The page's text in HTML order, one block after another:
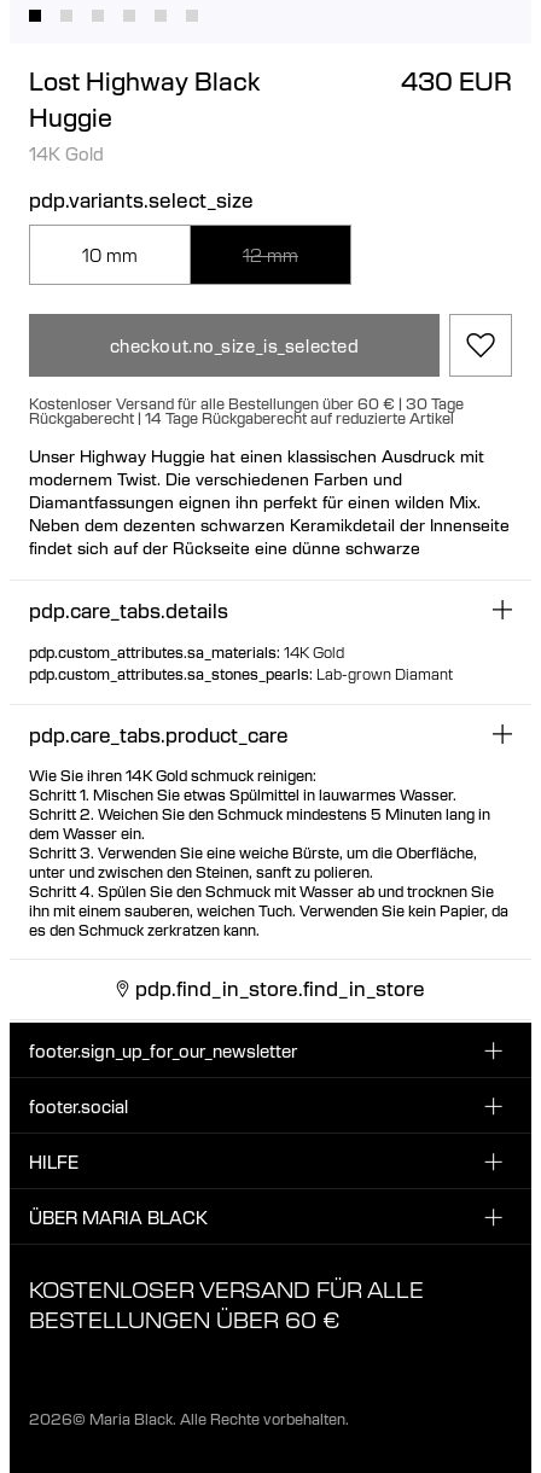
Lost Highway Black
Huggie
430 EUR
14K Gold
pdp.variants.select_size
10 mm 12 mm
checkout.no_size_is_selected
Kostenloser Versand für alle Bestellungen über 60 € | 30 Tage
Rückgaberecht | 14 Tage Rückgaberecht auf reduzierte Artikel
Unser Highway Huggie hat einen klassischen Ausdruck mit
modernem Twist. Die verschiedenen Farben und
Diamantfassungen eignen ihn perfekt für einen wilden Mix.
Neben dem dezenten schwarzen Keramikdetail der Innenseite
findet sich auf der Rückseite eine dünne schwarze
pdp.care_tabs.details
pdp.custom_attributes.sa_materials: 14K Gold
pdp.custom_attributes.sa_stones_pearls: Lab-grown Diamant
pdp.care_tabs.product_care
Wie Sie ihren 14K Gold schmuck reinigen:
Schritt 1. Mischen Sie etwas Spülmittel in lauwarmes Wasser.
Schritt 2. Weichen Sie den Schmuck mindestens 5 Minuten lang in
dem Wasser ein.
Schritt 3. Verwenden Sie eine weiche Bürste, um die Oberfläche,
unter und zwischen den Steinen, sanft zu polieren.
Schritt 4. Spülen Sie den Schmuck mit Wasser ab und trocknen Sie
ihn mit einem sauberen, weichen Tuch. Verwenden Sie kein Papier, da
es den Schmuck zerkratzen kann.
pdp.find_in_store.find_in_store
footer.sign_up_for_our_newsletter
Melde dich für unseren Newsletter an und erhalte 10 %
footer.social
INSTAGRAM
TIKTOK
HILFE
KUNDENSERVICE & KONTAKT
RÜCKGABEN & UMTAUSCH
ÜBER MARIA BLACK
ETISCHE STANDARDS & MATERIALEN
KOSTENLOSER VERSAND FÜR ALLE
BESTELLUNGEN ÜBER 60 €
2026© Maria Black. Alle Rechte vorbehalten.